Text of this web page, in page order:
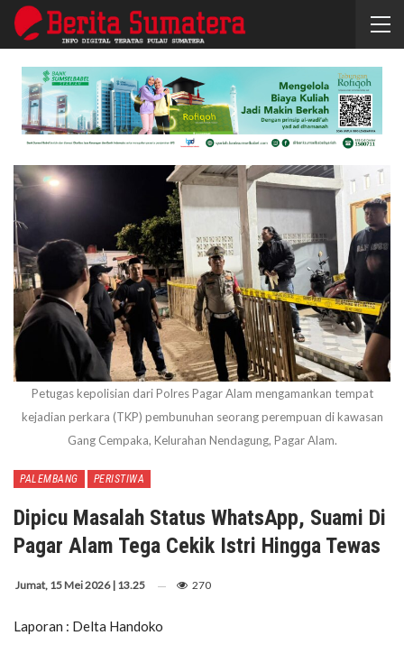
Petugas kepolisian dari Polres Pagar Alam mengamankan tempat
kejadian perkara (TKP) pembunuhan seorang perempuan di kawasan
Gang Cempaka, Kelurahan Nendagung, Pagar Alam.
PALEMBANG PERISTIWA
Dipicu Masalah Status WhatsApp, Suami Di
Pagar Alam Tega Cekik Istri Hingga Tewas
Jumat, 15 Mei 2026 | 13.25 270
Laporan : Delta Handoko